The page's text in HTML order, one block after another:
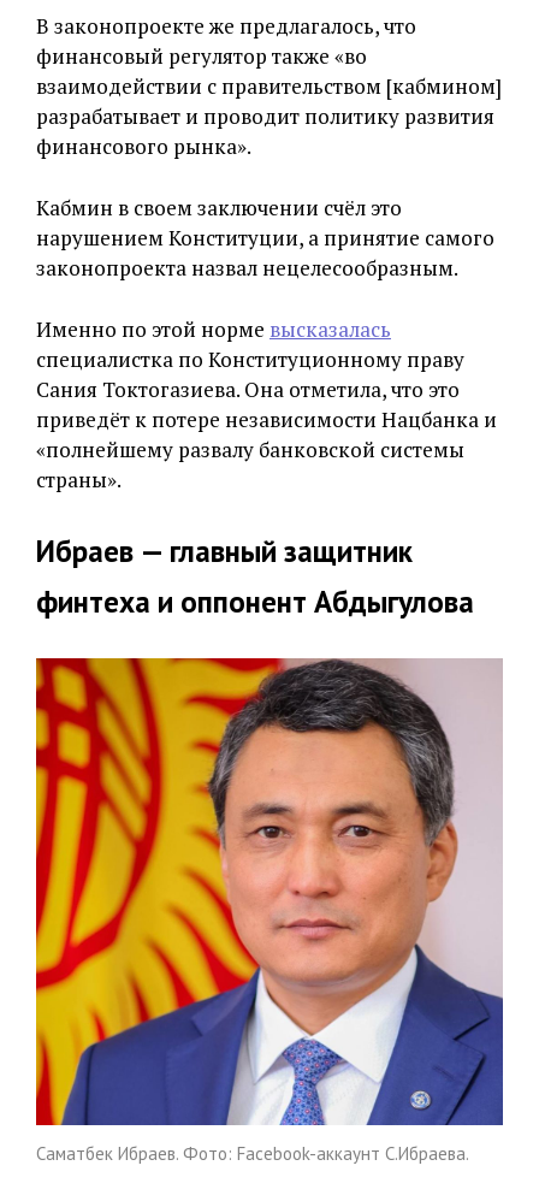
В законопроекте же предлагалось, что
финансовый регулятор также «во
взаимодействии с правительством [кабмином]
разрабатывает и проводит политику развития
финансового рынка».
Кабмин в своем заключении счёл это
нарушением Конституции, а принятие самого
законопроекта назвал нецелесообразным.
Именно по этой норме высказалась
специалистка по Конституционному праву
Сания Токтогазиева. Она отметила, что это
приведёт к потере независимости Нацбанка и
«полнейшему развалу банковской системы
страны».
Ибраев — главный защитник
финтеха и оппонент Абдыгулова
Саматбек Ибраев. Фото: Facebook-аккаунт С.Ибраева.